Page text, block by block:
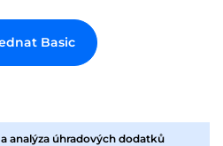
Basic
analýza úhradových dodatků